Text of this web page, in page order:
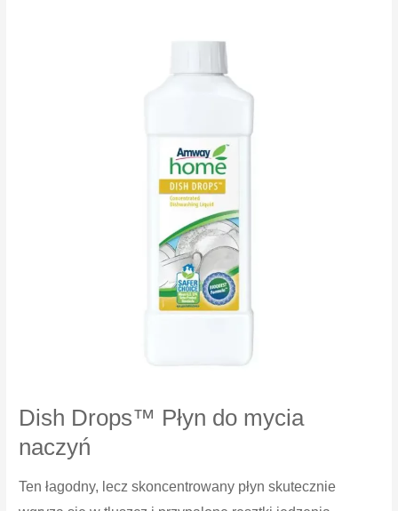
Uniwersalny
czyszczący
Dish Drops™ Płyn do mycia
naczyń
Ten łagodny, lecz skoncentrowany płyn skutecznie